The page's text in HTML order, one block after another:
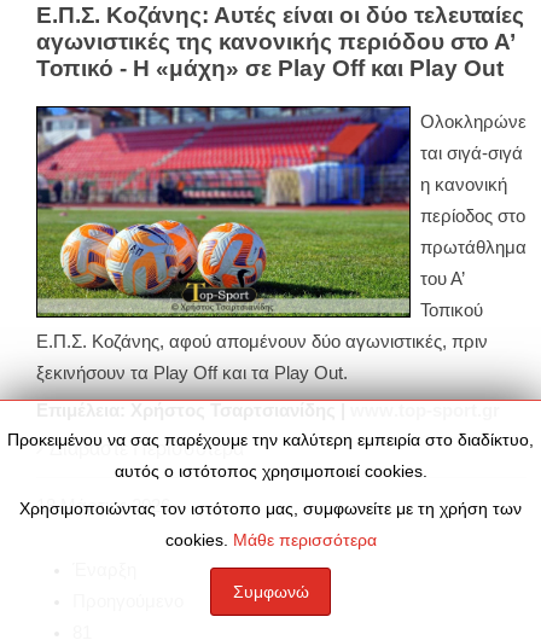
Ε.Π.Σ. Κοζάνης: Αυτές είναι οι δύο τελευταίες
αγωνιστικές της κανονικής περιόδου στο Α’
Τοπικό - Η «μάχη» σε Play Off και Play Out
Ολοκληρώνε
ται σιγά-σιγά
η κανονική
περίοδος στο
πρωτάθλημα
του Α’
Τοπικού
Ε.Π.Σ. Κοζάνης, αφού απομένουν δύο αγωνιστικές, πριν
ξεκινήσουν τα Play Offκαι τα Play Out.
Διαβάστε Περισσότερα
18 Μάρτιος 2026
Προκειμένου να σας παρέχουμε την καλύτερη εμπειρία στο διαδίκτυο,
αυτός ο ιστότοπος χρησιμοποιεί cookies.
Χρησιμοποιώντας τον ιστότοπο μας, συμφωνείτε με τη χρήση των
cookies. Μάθε περισσότερα
Συμφωνώ